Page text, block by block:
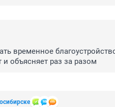
временное
и объясняет раз за разом